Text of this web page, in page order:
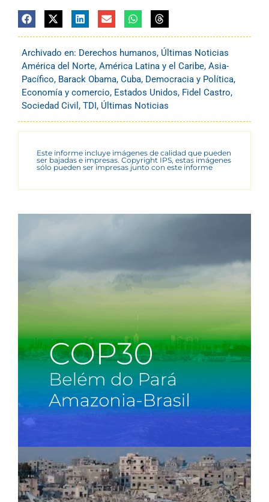
Archivado en: Derechos humanos, Últimas Noticias
América del Norte, América Latina y el Caribe, Asia-
Pacífico, Barack Obama, Cuba, Democracia y Política,
Economía y comercio, Estados Unidos, Fidel Castro,
Sociedad Civil , TDI, Últimas Noticias
Este informe incluye imágenes de calidad que pueden
ser bajadas e impresas. Copyright IPS, estas imágenes
sólo pueden ser impresas junto con este informe